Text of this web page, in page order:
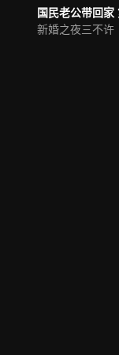
国民老公带回家
新婚之夜三不许